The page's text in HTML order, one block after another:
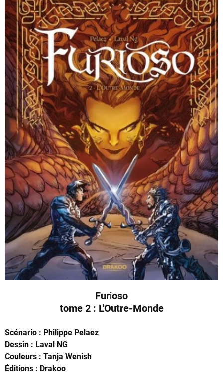
Furioso
tome 2 : L'Outre-Monde
Scénario : Philippe Pelaez
Dessin : Laval NG
Couleurs : Tanja Wenish
Éditions : Drakoo